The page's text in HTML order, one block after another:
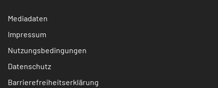
Mediadaten
Impressum
Nutzungsbedingungen
Datenschutz
Barrierefreiheitserklärung